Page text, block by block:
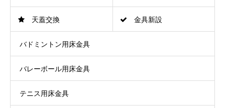
天蓋交換 金具新設
バドミントン用床金具
バレーボール用床金具
テニス用床金具